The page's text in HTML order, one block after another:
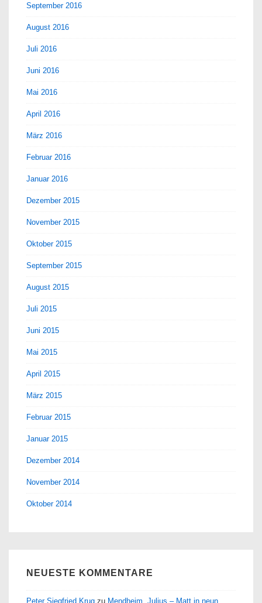
September 2016
August 2016
Juli 2016
Juni 2016
Mai 2016
April 2016
März 2016
Februar 2016
Januar 2016
Dezember 2015
November 2015
Oktober 2015
September 2015
August 2015
Juli 2015
Juni 2015
Mai 2015
April 2015
März 2015
Februar 2015
Januar 2015
Dezember 2014
November 2014
Oktober 2014
NEUESTE KOMMENTARE
Peter Siegfried Krug zu Mendheim, Julius – Matt in neun